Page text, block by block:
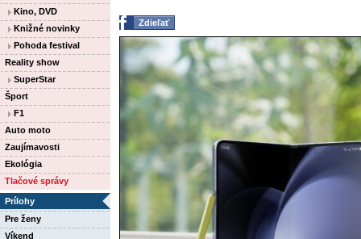
Kino, DVD
Knižné novinky
Pohoda festival
Reality show
SuperStar
Šport
F1
Auto moto
Zaujímavosti
Ekológia
Tlačové správy
Prílohy
Pre ženy
Víkend
Zdieľať